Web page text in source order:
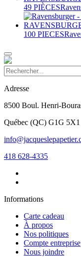
49 PIÈCES
100 PIECES
Adresse
8500 Boul. Henri-
Québec (QC) G1G 5X1
418 628-4335
Informations
Carte cadeau
À propos
Nos politiques
Compte entreprise
Nous joindre